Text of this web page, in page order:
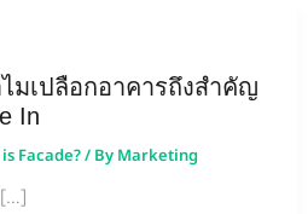
มเปลือกอาคารถึงสำคัญ
In
Facade?/ By Marketing